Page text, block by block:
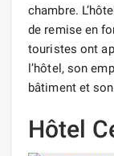
chambre.
de remise en
touristes ont
l’hôtel, son
bâtiment et
Hôtel